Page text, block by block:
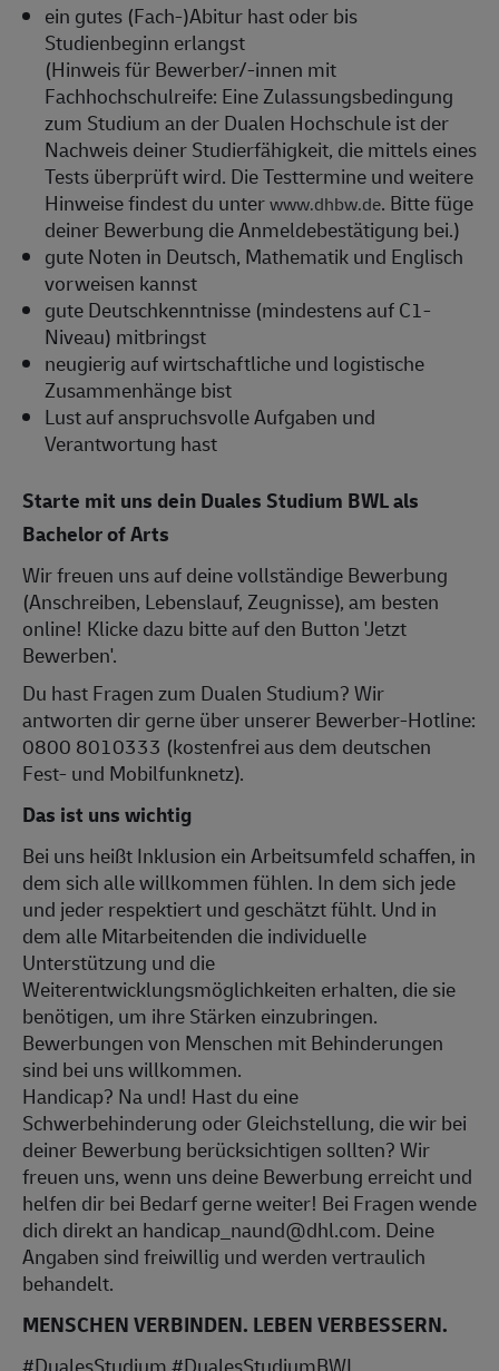
ein gutes (Fach-)Abitur hast oder bis
Studienbeginn erlangst
(Hinweis für Bewerber/-innen mit
Fachhochschulreife: Eine Zulassungsbedingung
zum Studium an der Dualen Hochschule ist der
Nachweis deiner Studierfähigkeit, die mittels eines
Tests überprüft wird. Die Testtermine und weitere
Hinweise findest du unterwww.dhbw.de. Bitte füge
deiner Bewerbung die Anmeldebestätigung bei.)
gute Noten in Deutsch, Mathematik und Englisch
vorweisen kannst
gute Deutschkenntnisse (mindestens auf C1-
Niveau) mitbringst
neugierig auf wirtschaftliche und logistische
Zusammenhänge bist
Lust auf anspruchsvolle Aufgaben und
Verantwortung hast
Starte mit uns dein Duales Studium BWL als
Bachelor of Arts
Wir freuen uns auf deine vollständige Bewerbung
(Anschreiben, Lebenslauf, Zeugnisse), am besten
online! Klicke dazu bitte auf den Button 'Jetzt
Bewerben'.
Du hast Fragen zum Dualen Studium? Wir
antworten dir gerne über unserer Bewerber-Hotline:
0800 8010333 (kostenfrei aus dem deutschen
Fest- und Mobilfunknetz).
Das ist uns wichtig
Bei uns heißt Inklusion ein Arbeitsumfeld schaffen, in
dem sich alle willkommen fühlen. In dem sich jede
und jeder respektiert und geschätzt fühlt. Und in
dem alle Mitarbeitenden die individuelle
Unterstützung und die
Weiterentwicklungsmöglichkeiten erhalten, die sie
benötigen, um ihre Stärken einzubringen.
Bewerbungen von Menschen mit Behinderungen
sind bei uns willkommen.
Handicap? Na und! Hast du eine
Schwerbehinderung oder Gleichstellung, die wir bei
deiner Bewerbung berücksichtigen sollten? Wir
freuen uns, wenn uns deine Bewerbung erreicht und
helfen dir bei Bedarf gerne weiter! Bei Fragen wende
dich direkt an handicap_naund@dhl.com. Deine
Angaben sind freiwillig und werden vertraulich
behandelt.
MENSCHEN VERBINDEN. LEBEN VERBESSERN.